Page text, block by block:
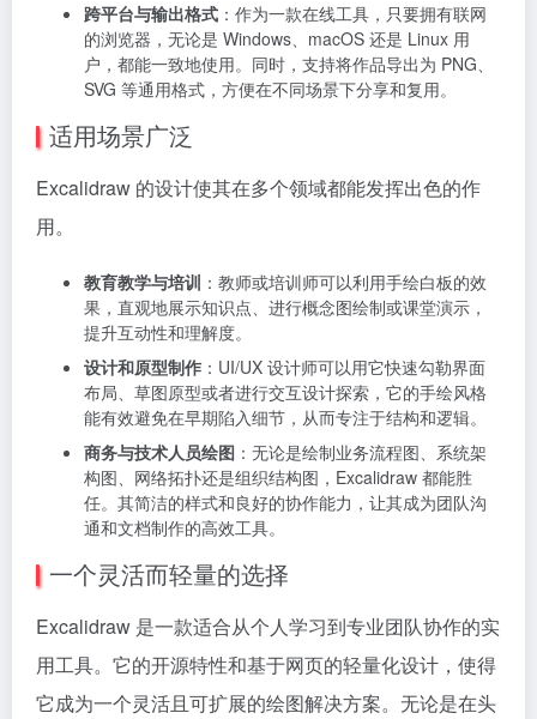
跨平台与输出格式 ：作为一款在线工具，只要拥有联网
的浏览器，无论是 Windows、macOS 还是 Linux 用
户，都能一致地使用。同时，支持将作品导出为 PNG、
SVG 等通用格式，方便在不同场景下分享和复用。
适用场景广泛
Excalidraw 的设计使其在多个领域都能发挥出色的作
用。
教育教学与培训 ：教师或培训师可以利用手绘白板的效
果，直观地展示知识点、进行概念图绘制或课堂演示，
提升互动性和理解度。
设计和原型制作 ：UI/UX 设计师可以用它快速勾勒界面
布局、草图原型或者进行交互设计探索，它的手绘风格
能有效避免在早期陷入细节，从而专注于结构和逻辑。
商务与技术人员绘图 ：无论是绘制业务流程图、系统架
构图、网络拓扑还是组织结构图，Excalidraw 都能胜
任。其简洁的样式和良好的协作能力，让其成为团队沟
通和文档制作的高效工具。
一个灵活而轻量的选择
Excalidraw 是一款适合从个人学习到专业团队协作的实
用工具。它的开源特性和基于网页的轻量化设计，使得
它成为一个灵活且可扩展的绘图解决方案。无论是在头